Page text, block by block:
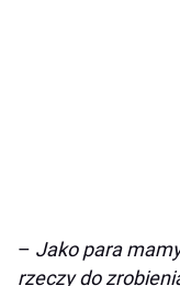
– Jako para
rzeczy do